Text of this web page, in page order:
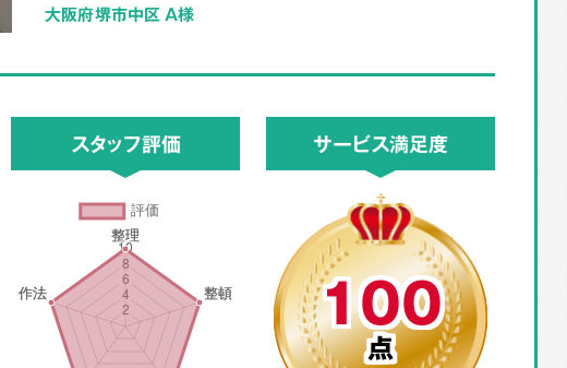
大阪府堺市中区 A様
スタッフ評価 サービス満足度
100
点